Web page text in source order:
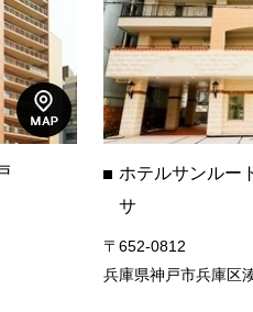
ホテルサンルー
サ
〒652-0812
兵庫県神戸市兵庫区